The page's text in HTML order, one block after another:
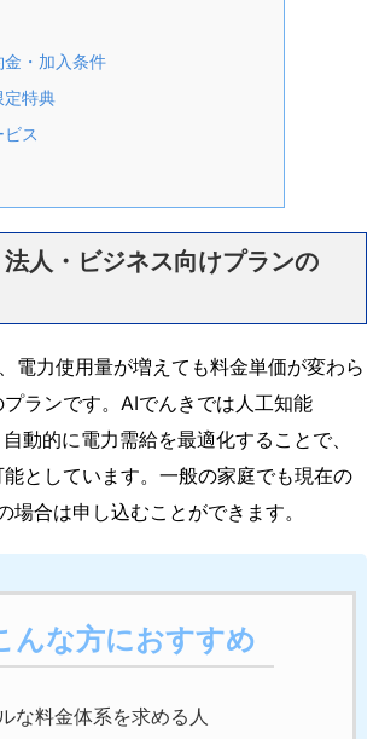
・加入条件
定特典
ス
人・ビジネス向けプランの
電力使用量が増えても料金単価が変わら
ランです。AIでんきでは人工知能
自動的に電力需給を最適化することで、
としています。一般の家庭でも現在の
場合は申し込むことができます。
んな方におすすめ
な料金体系を求める人